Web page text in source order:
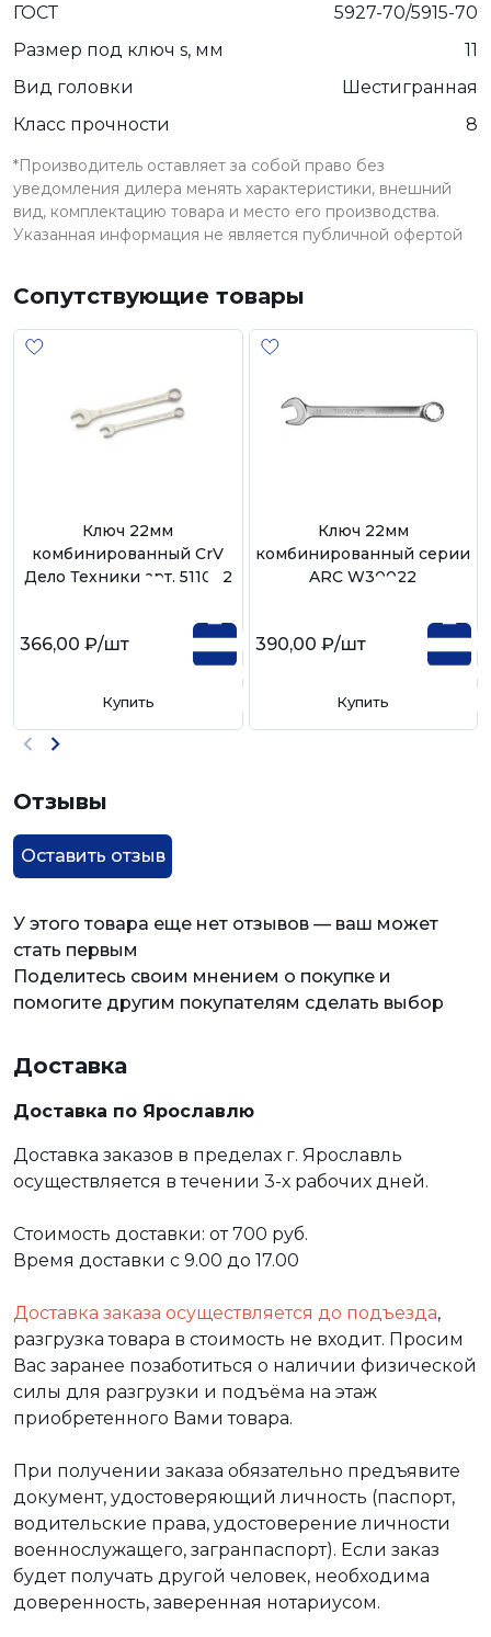
ГОСТ
5927-70/5915-70
Размер под ключ s, мм
11
Вид головки
Шестигранная
Класс прочности
8
*Производитель оставляет за собой право без
уведомления дилера менять характеристики, внешний
вид, комплектацию товара и место его производства.
Указанная информация не является публичной офертой
Сопутствующие товары
Ключ 22мм
комбинированный CrV
Дело Техники арт. 511022
366,00 ₽/шт
Купить
Ключ 22мм
комбинированный серии
ARC W30022
390,00 ₽/шт
Купить
Отзывы
Оставить отзыв
У этого товара еще нет отзывов — ваш может
стать первым
Поделитесь своим мнением о покупке и
помогите другим покупателям сделать выбор
Доставка
Доставка по Ярославлю
Доставка заказов в пределах г. Ярославль
осуществляется в течении 3-х рабочих дней.
Стоимость доставки: от 700 руб.
Время доставки с 9.00 до 17.00
Доставка заказа осуществляется до подъезда,
разгрузка товара в стоимость не входит. Просим
Вас заранее позаботиться о наличии физической
силы для разгрузки и подъёма на этаж
приобретенного Вами товара.
При получении заказа обязательно предъявите
документ, удостоверяющий личность (паспорт,
водительские права, удостоверение личности
военнослужащего, загранпаспорт). Если заказ
будет получать другой человек, необходима
доверенность, заверенная нотариусом.